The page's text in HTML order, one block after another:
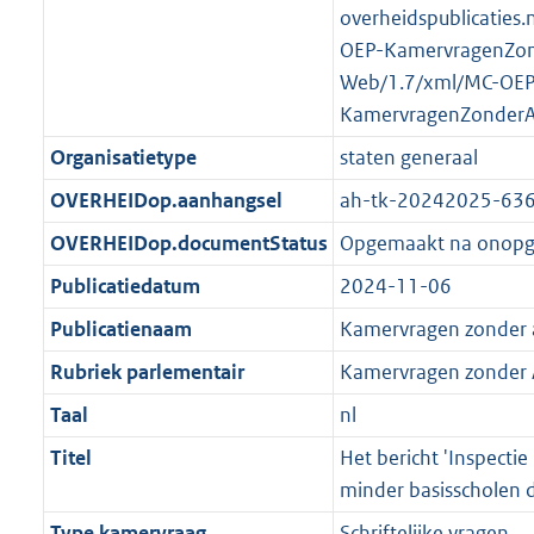
OEP-
Web/1.7/xml/MC-
Organisatietype
staten generaal
OVERHEIDop.aanhangsel
ah-tk-20242025-
OVERHEIDop.documentStatus Opgemaakt na
Publicatiedatum
2024-11-06
Publicatienaam
Kamervragen
Rubriek parlementair
Kamervragen
Taal
nl
Titel
Het bericht
minder basisscholen